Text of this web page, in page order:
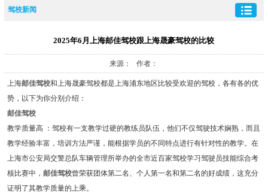
驾校新闻
2025年6月上海邮佳驾校跟上海晟豪驾校的比较
来源： 作者：
上海邮佳驾校和上海晟豪驾校都是上海浦东地区比较受欢迎的驾校，各有各的优
势，以下为你分别介绍：
邮佳驾校
教学质量高 ：驾校有一支教学过硬的教练员队伍，他们不仅驾驶技术娴熟，而且
教学经验丰富，培训方法严谨，能根据学员的不同特点进行有针对性的教学。在
上海市公安局交警总队车辆管理所举办的全市近百家驾校学习驾驶员技能综合考
核比赛中， 邮佳驾校曾荣获团体第二名、个人第一名和第二名的好成绩，这充分
证明了其教学质量的上乘。